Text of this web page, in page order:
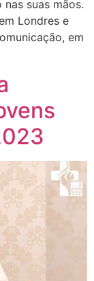
suas mãos.
Londres e
em